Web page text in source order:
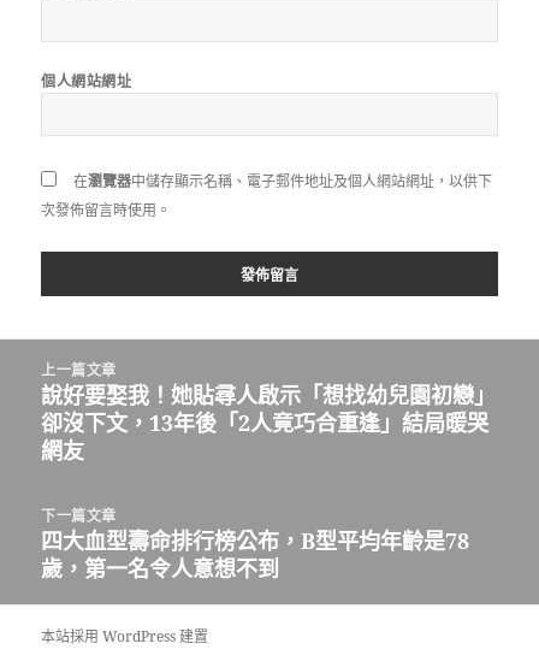
個人網站網址
在瀏覽器中儲存顯示名稱、電子郵件地址及個人網站網址，以供下
次發佈留言時使用。
上一篇文章
上
一
篇
章:
說好要娶我！她貼尋人啟示「想找幼兒園初戀」
卻沒下文，13年後「2人竟巧合重逢」結局暖哭
網友
下一篇文章
下
一
篇
文
四大血型壽命排行榜公布，B型平均年齡是78
歲，第一名令人意想不到
本站採用 WordPress 建置